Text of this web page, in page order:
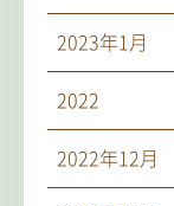
2023年1月
2022
2022年12月